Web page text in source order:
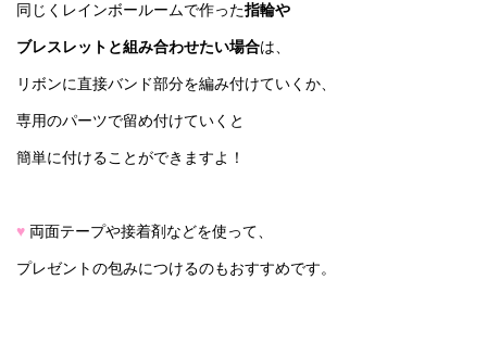
同じくレインボールームで作った指輪や
ブレスレットと組み合わせたい場合は、
リボンに直接バンド部分を編み付けていくか、
専用のパーツで留め付けていくと
簡単に付けることができますよ！
♥ 両面テープや接着剤などを使って、
プレゼントの包みにつけるのもおすすめです。